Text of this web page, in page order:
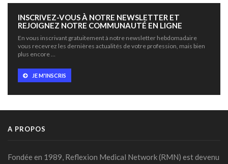
INSCRIVEZ-VOUS À NOTRE NEWSLETTER ET
REJOIGNEZ NOTRE COMMUNAUTÉ EN LIGNE
En vous inscrivant gratuitement à notre newsletter hebdomadaire
vous recevrez les dernières actualités de votre profession, mais bien
plus encore …
JE M'INSCRIS
A PROPOS
Fondée en 1989, Reflexion Medical Network (RMN) est devenu